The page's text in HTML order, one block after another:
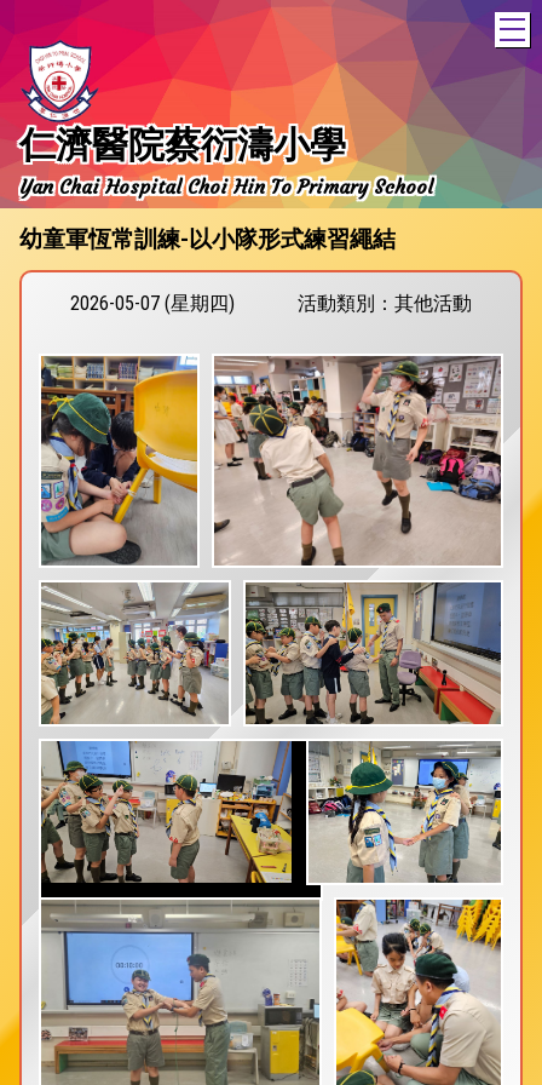
仁濟醫院蔡衍濤小學
Yan Chai Hospital Choi Hin To Primary School
幼童軍恆常訓練-以小隊形式練習繩結
2026-05-07 (星期四) 活動類別：其他活動